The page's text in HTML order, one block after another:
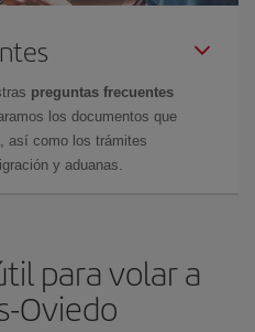
preguntas frecuentes
los documentos que
así como los trámites
y aduanas.
para volar a
Oviedo